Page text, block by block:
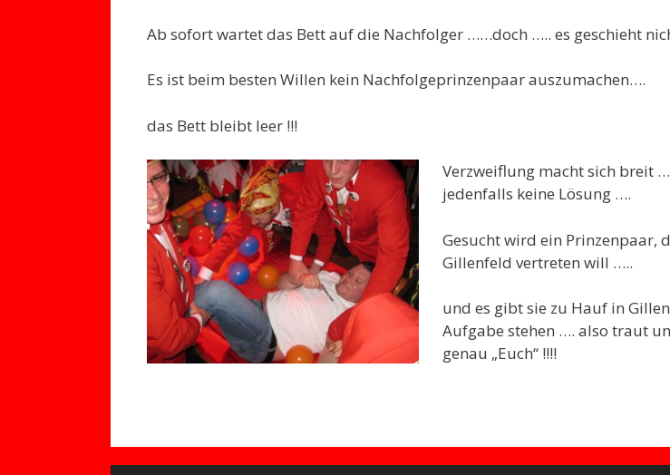
Ab sofort wartet das Bett auf die Nachfolger ……doch ….. es geschieht
Es ist beim besten Willen kein Nachfolgeprinzenpaar auszumachen….
das Bett bleibt leer !!!
Verzweiflung macht sich breit
jedenfalls keine Lösung ….
Gesucht wird ein Prinzenpaar,
Gillenfeld vertreten will …..
und es gibt sie zu Hauf in
Aufgabe stehen …. also traut
genau „Euch“ !!!!